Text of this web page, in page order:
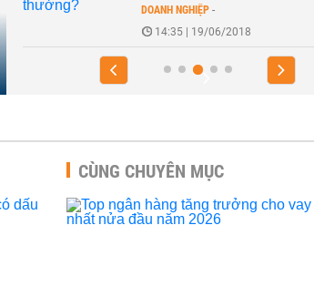
DOANH NGHIỆP -
14:35 | 19/06/2018
CÙNG CHUYÊN MỤC